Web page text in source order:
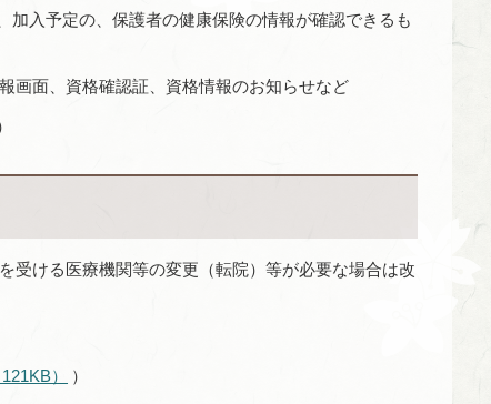
入予定の、保護者の健康保険の情報が確認できるも
画面、資格確認証、資格情報のお知らせなど
受ける医療機関等の変更（転院）等が必要な場合は改
） ）